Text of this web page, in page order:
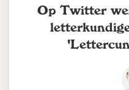
Op Twitter